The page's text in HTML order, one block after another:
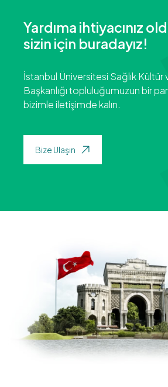
Yardıma ihtiyacınız
sizin için buradayız!
Bize Ulaşın
İstanbul Üniversitesi Sağlık Kültür
Başkanlığı topluluğumuzun bir
bizimle iletişimde kalın.